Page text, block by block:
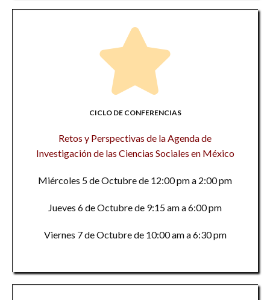
CICLO DE CONFERENCIAS
Retos y Perspectivas de la Agenda de
Investigación de las Ciencias Sociales en México
Miércoles 5 de Octubre de 12:00 pm a 2:00 pm
Jueves 6 de Octubre de 9:15 am a 6:00 pm
Viernes 7 de Octubre de 10:00 am a 6:30 pm